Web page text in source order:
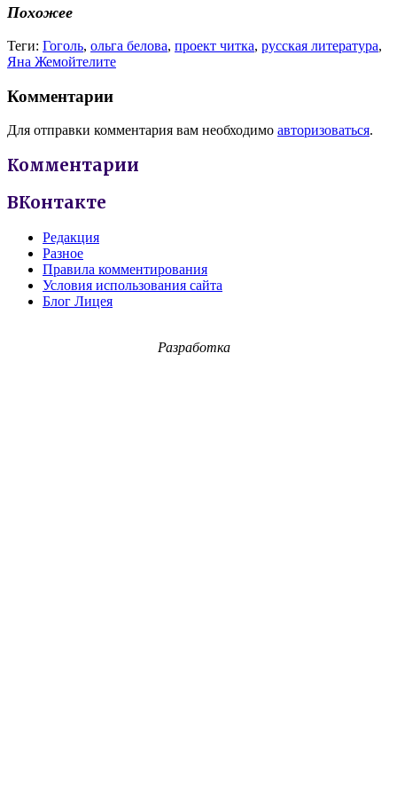
Похожее
Теги: Гоголь, ольга белова, проект читка, русская литература,
Яна Жемойтелите
Комментарии
Для отправки комментария вам необходимо авторизоваться.
Комментарии
ВКонтакте
Редакция
Разное
Правила комментирования
Условия использования сайта
Блог Лицея
Разработка